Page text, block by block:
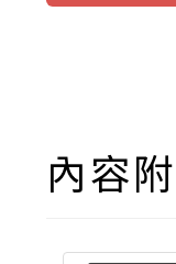
內容